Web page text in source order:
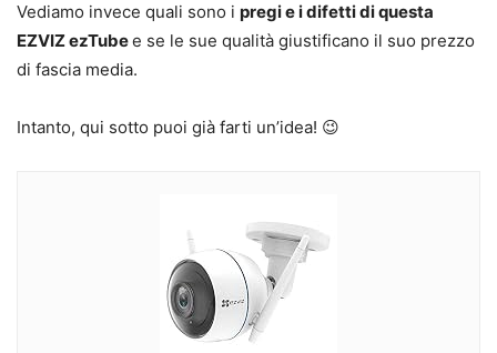
Vediamo invece quali sono i pregi e i difetti di questa
EZVIZ ezTubee se le sue qualità giustificano il suo prezzo
di fascia media.
Intanto, qui sotto puoi già farti un’idea! 😉